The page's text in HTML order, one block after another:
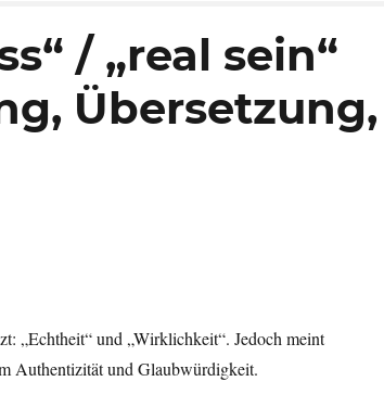
/ „real sein“
Übersetzung,
„Echtheit“ und „Wirklichkeit“. Jedoch meint
Authentizität und Glaubwürdigkeit.